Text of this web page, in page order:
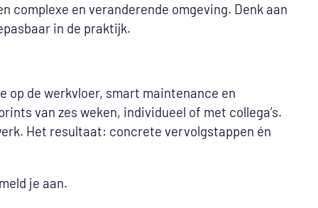
complexe en veranderende omgeving. Denk aan
in de praktijk.
op de werkvloer, smart maintenance en
van zes weken, individueel of met collega’s.
Het resultaat: concrete vervolgstappen én
je aan.